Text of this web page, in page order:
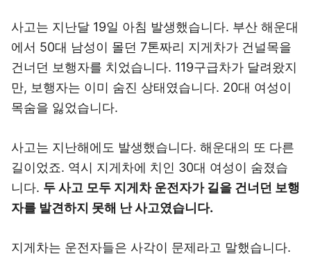
사고는 지난달 19일 아침 발생했습니다. 부산 해운대
에서 50대 남성이 몰던 7톤짜리 지게차가 건널목을
건너던 보행자를 치었습니다. 119구급차가 달려왔지
만, 보행자는 이미 숨진 상태였습니다. 20대 여성이
목숨을 잃었습니다.
사고는 지난해에도 발생했습니다. 해운대의 또 다른
길이었죠. 역시 지게차에 치인 30대 여성이 숨졌습
니다. 두 사고 모두 지게차 운전자가 길을 건너던 보행
자를 발견하지 못해 난 사고였습니다.
지게차는 운전자들은 사각이 문제라고 말했습니다.